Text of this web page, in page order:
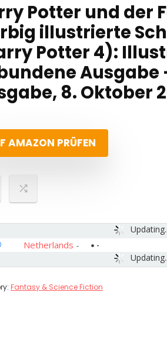
Potter und der
illustrierte
Potter 4):
Ausgabe
8. Oktober
AMAZON PRÜFEN
Netherlands -
Fantasy & Science Fiction